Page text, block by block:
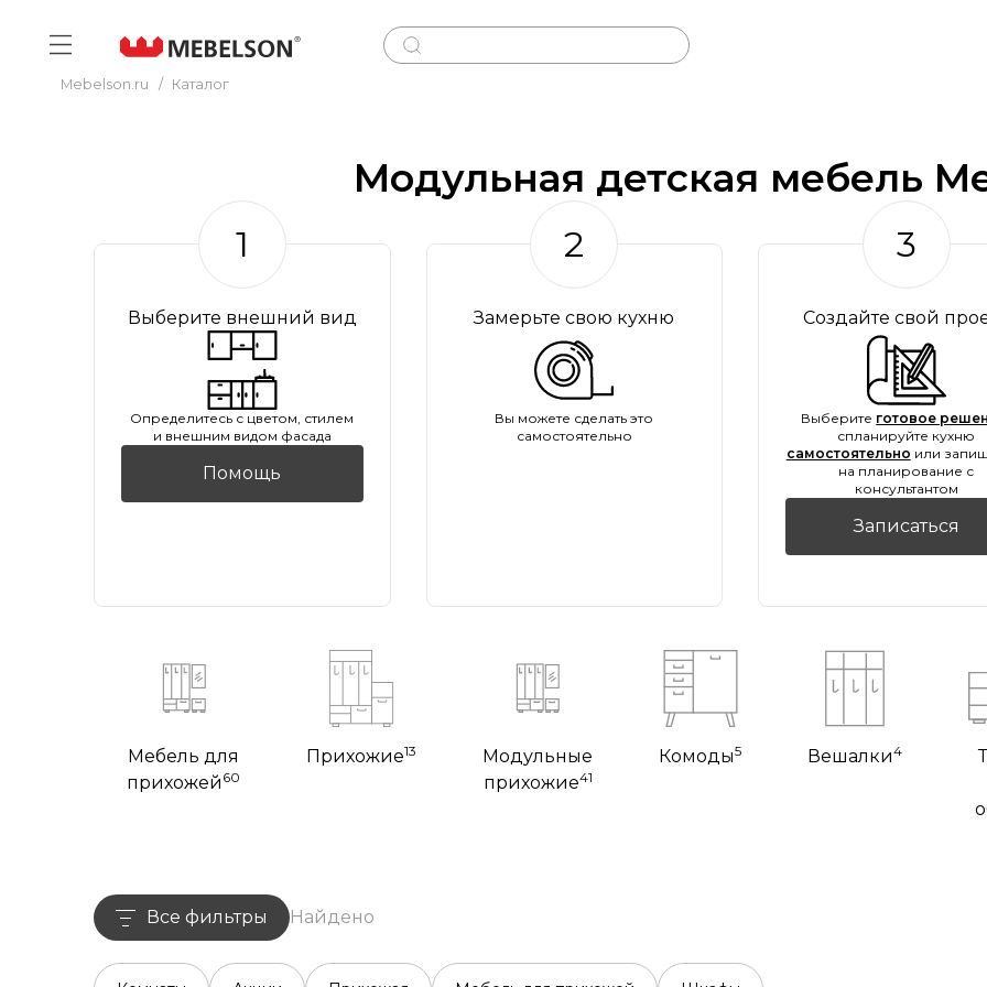
Mebelson.ru / Каталог
Модульная детская мебель
1
Выберите внешний вид
Oпределитесь с цветом, стилем
и внешним видом фасада
Помощь
2
Замерьте свою кухню
Вы можете сделать это
самостоятельно
3
Создайте свой
Выберите готовое
спланируйте кухню
самостоятельно или
на планирование с
консультантом
Записаться
Мебель для
прихожей 60
Прихожие13
Модульные
прихожие41
Комоды5 Вешалки4
Все фильтры Найдено